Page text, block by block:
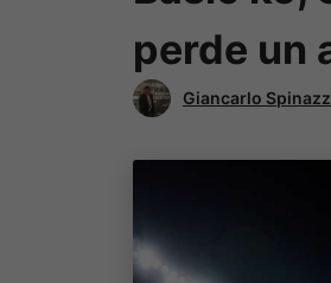
perde un
Giancarlo